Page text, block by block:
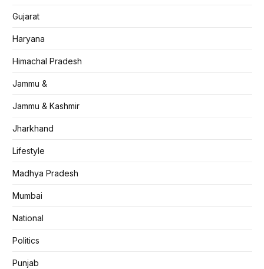
Gujarat
Haryana
Himachal Pradesh
Jammu &
Jammu & Kashmir
Jharkhand
Lifestyle
Madhya Pradesh
Mumbai
National
Politics
Punjab